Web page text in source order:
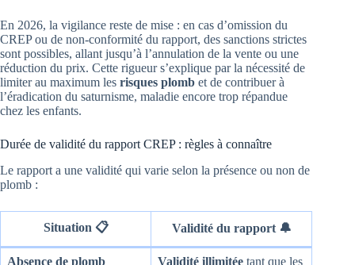
En 2026, la vigilance reste de mise : en cas d’omission du
CREP ou de non-conformité du rapport, des sanctions strictes
sont possibles, allant jusqu’à l’annulation de la vente ou une
réduction du prix. Cette rigueur s’explique par la nécessité de
limiter au maximum les risques plomb et de contribuer à
l’éradication du saturnisme, maladie encore trop répandue
chez les enfants.
Durée de validité du rapport CREP : règles à connaître
Le rapport a une validité qui varie selon la présence ou non de
plomb :
Situation 📋 Validité du rapport 🔔
Absence de plomb Validité illimitée tant que les